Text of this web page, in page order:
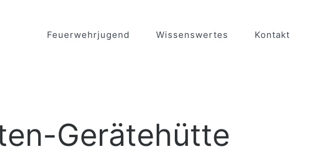
Feuerwehrjugend Wissenswertes Kontakt
Gerätehütte